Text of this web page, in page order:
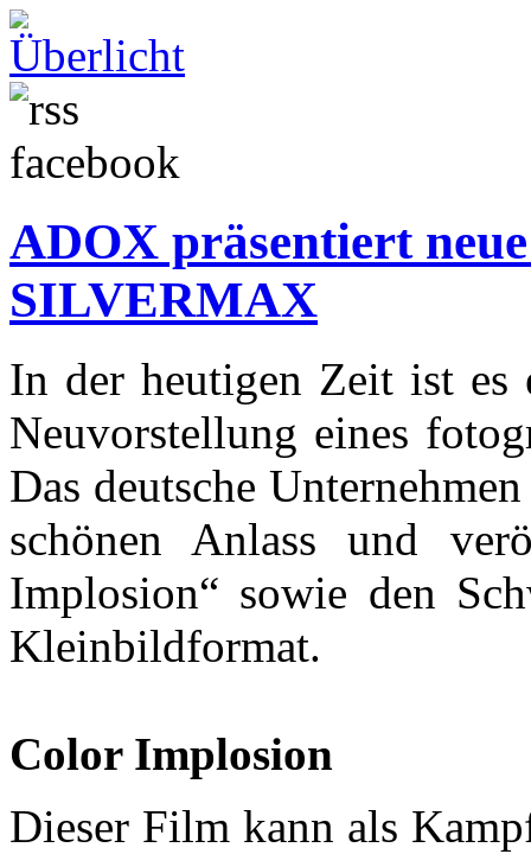
ADOX präsentiert
SILVERMAX
In der heutigen Zeit ist es
Neuvorstellung eines
Das deutsche
schönen Anlass und
Implosion“ sowie den
Kleinbildformat.
Color Implosion
Dieser Film kann als